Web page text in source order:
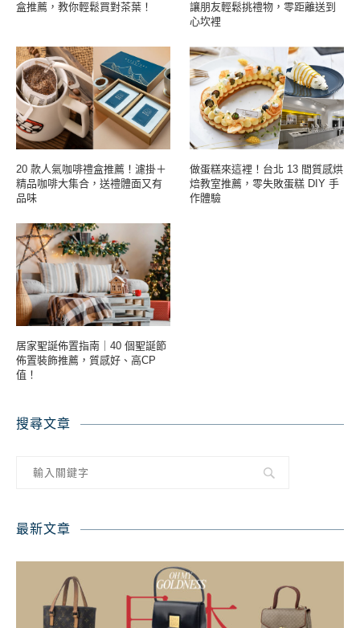
盒推薦，教你輕鬆買對茶葉！
讓朋友輕鬆挑禮物，零距離送到
心坎裡
20 款人氣咖啡禮盒推薦！濾掛＋
精品咖啡大集合，送禮體面又有
品味
做蛋糕來這裡！台北 13 間質感烘
焙教室推薦，零失敗蛋糕 DIY 手
作體驗
居家聖誕佈置指南｜40 個聖誕節
佈置裝飾推薦，質感好、高CP
值！
搜尋文章
最新文章